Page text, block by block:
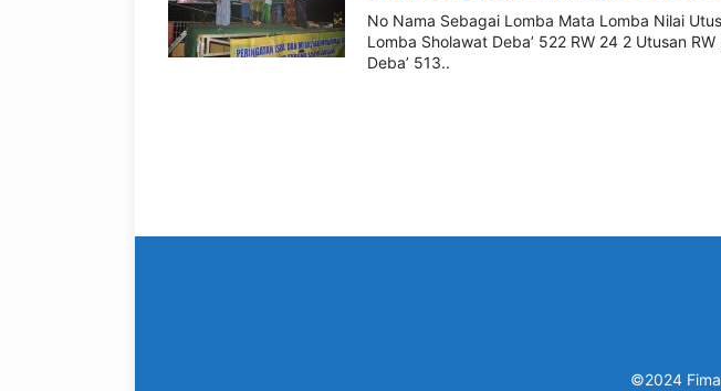
No Nama Sebagai Lomba Mata Lomba Nilai
Lomba Sholawat Deba’ 522 RW 24 2 Utusan
Deba’ 513..
©2024